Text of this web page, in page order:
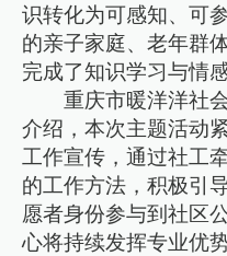
识转化为可感知、可
的亲子家庭、老年群
完成了知识学习与情感
重庆市暖洋洋社
介绍，本次主题活动
工作宣传，通过社工
的工作方法，积极引
愿者身份参与到社区
心将持续发挥专业优